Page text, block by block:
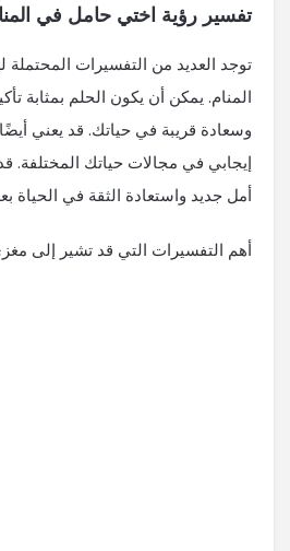
تفسير رؤية اختي حامل في
توجد العديد من التفسيرات
المنام. يمكن أن يكون الحلم بمثابة
وسعادة قريبة في حياتك. قد يعني
إيجابي في مجالات حياتك المختلفة.
أمل جديد واستعادة الثقة في الحياة
أهم التفسيرات التي قد تشير إلى